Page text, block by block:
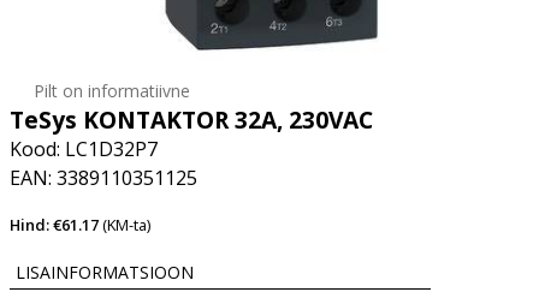
Pilt on informatiivne
TeSys KONTAKTOR 32A, 230VAC
Kood: LC1D32P7
EAN: 3389110351125
Hind: €61.17(KM-ta)
LISAINFORMATSIOON